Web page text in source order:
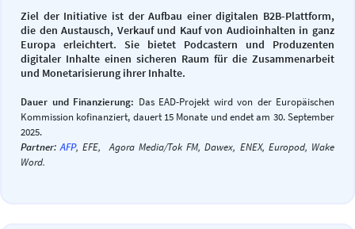
Ziel der Initiative ist der Aufbau einer digitalen B2B-Plattform,
die den Austausch, Verkauf und Kauf von Audioinhalten in ganz
Europa erleichtert. Sie bietet Podcastern und Produzenten
digitaler Inhalte einen sicheren Raum für die Zusammenarbeit
und Monetarisierung ihrer Inhalte.
Dauer und Finanzierung: Das EAD-Projekt wird von der Europäischen
Kommission kofinanziert, dauert 15 Monate und endet am 30. September
2025.
Partner: AFP, EFE, Agora Media/Tok FM, Dawex, ENEX, Europod, Wake
Word.